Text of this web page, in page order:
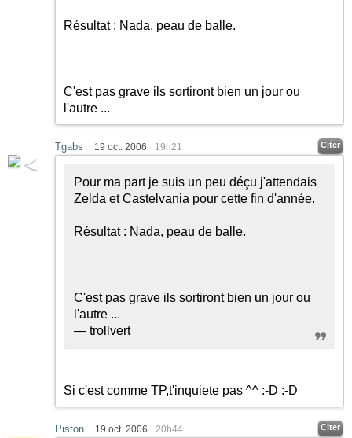
Résultat : Nada, peau de balle.
C'est pas grave ils sortiront bien un jour ou
l'autre ...
Tgabs 19 oct. 2006 19h21 Citer
Pour ma part je suis un peu déçu j'attendais
Zelda et Castelvania pour cette fin d'année.
Résultat : Nada, peau de balle.
C'est pas grave ils sortiront bien un jour ou
l'autre ...
— trollvert
Si c'est comme TP,t'inquiete pas ^^ :-D :-D
Piston 19 oct. 2006 20h44 Citer